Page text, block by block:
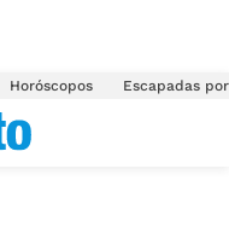
Horóscopos Escapadas